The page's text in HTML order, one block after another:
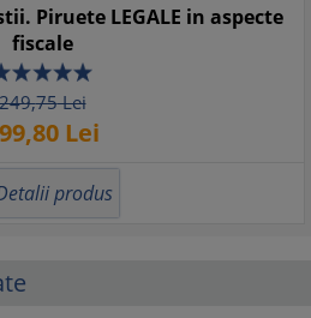
Piruete LEGALE in aspecte
fiscale
75Lei
80Lei
produs